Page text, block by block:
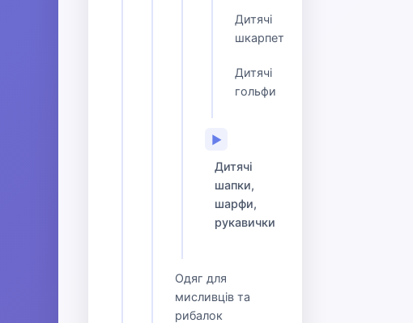
Дитячі
шкарпетки
Дитячі
гольфи
▶
Дитячі
шапки,
шарфи,
рукавички
Одяг для
мисливців та
рибалок